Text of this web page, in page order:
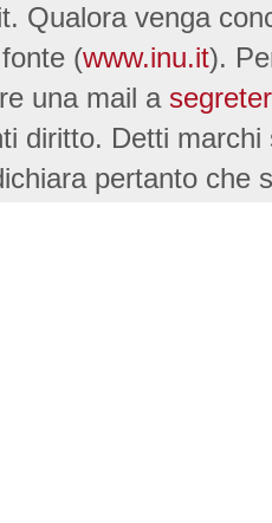
Qualora venga
(www.inu.it).
una mail a
diritto. Detti
pertanto che